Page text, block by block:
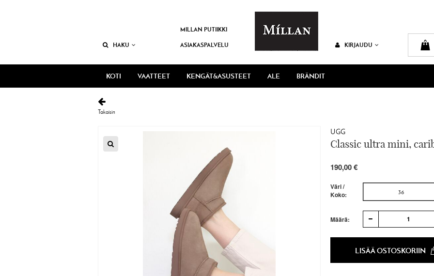
HAKU
MILLAN PUTIIKKI
ASIAKASPALVELU KIRJAUDU
KOTI VAATTEET KENGÄT&ASUSTEET ALE BRÄNDIT
Takaisin
UGG
Classic ultra mini,
190,00 €
Väri /
Koko:
36
Määrä: 1
LISÄÄ OSTOSKORIIN